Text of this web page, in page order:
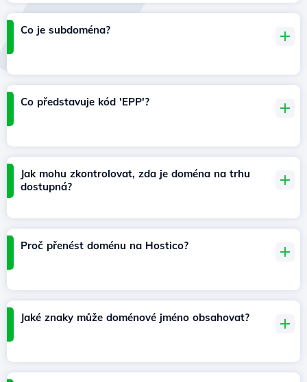
Co je subdoména?
Co představuje kód 'EPP'?
Jak mohu zkontrolovat, zda je doména na trhu
dostupná?
Proč přenést doménu na Hostico?
Jaké znaky může doménové jméno obsahovat?